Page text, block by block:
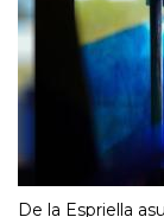
De la Espriella